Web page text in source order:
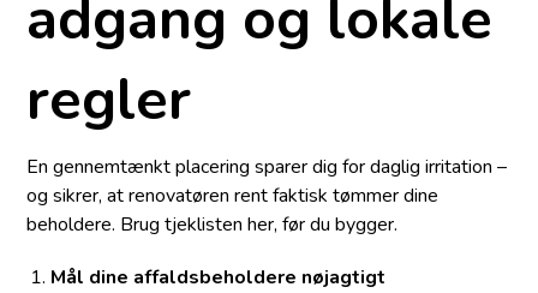
adgang og lokale
regler
En gennemtænkt placering sparer dig for daglig irritation –
og sikrer, at renovatøren rent faktisk tømmer dine
beholdere. Brug tjeklisten her, før du bygger.
Mål dine affaldsbeholdere nøjagtigt